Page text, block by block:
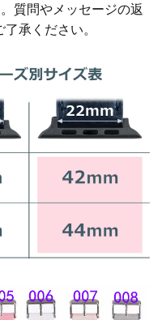
質問やメッセージの返
承ください。